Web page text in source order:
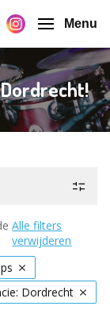
Menu
Alle filters
verwijderen
Dordrecht